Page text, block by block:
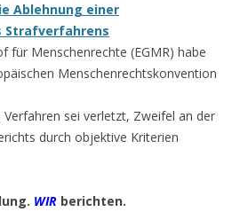
Ablehnung einer
Strafverfahrens
für Menschenrechte (EGMR) habe
Menschenrechtskonvention
sei verletzt, Zweifel an der
durch objektive Kriterien
WIR berichten.